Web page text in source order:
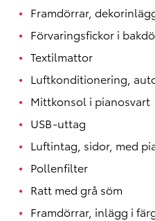
Framdörrar,
Förvaringsfickor i
Textilmattor
Luftkonditionering,
Mittkonsol i pianosvart
USB-uttag
Luftintag, sidor, med
Pollenfilter
Ratt med grå söm
Framdörrar, inlägg i